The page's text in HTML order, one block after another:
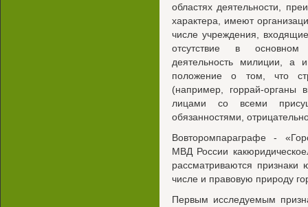
областях деятельности,
характера, имеют
числе учреждения,
отсутствие в
деятельность милиции,
положение о том, что
(например, горрай-органы
лицами со всеми
обязанностями,
Вовторомпараграфе -
МВД России
рассматриваются
числе и правовую природу
Первым исследуемым